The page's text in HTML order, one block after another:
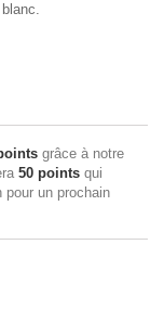
grâce à notre
50 points qui
pour un prochain